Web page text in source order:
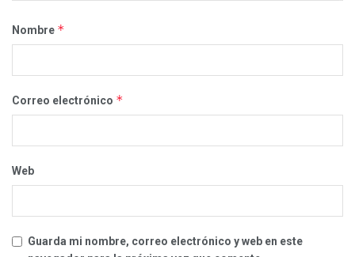
Nombre *
Correo electrónico *
Web
Guarda mi nombre, correo electrónico y web en este